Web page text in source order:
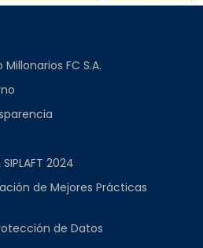
FC S.A.
2024
de Mejores Prácticas
de Datos